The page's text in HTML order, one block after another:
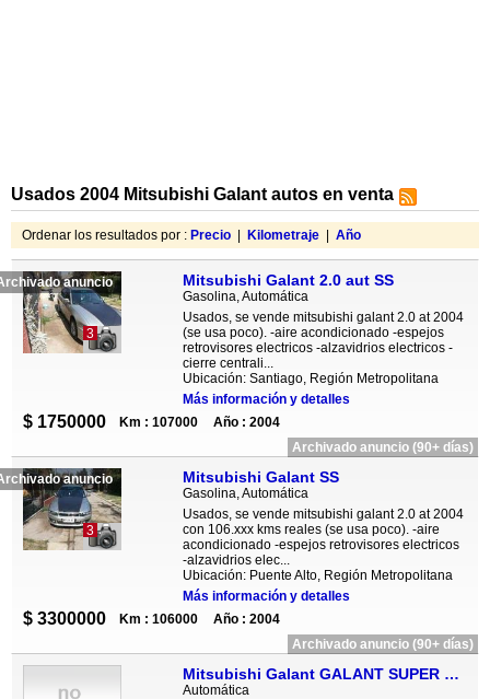
Usados 2004 Mitsubishi Galant autos en venta
Ordenar los resultados por : Precio Kilometraje Año
anuncio
3
Mitsubishi Galant 2.0 aut SS
Gasolina, Automática
Usados, se vende mitsubishi galant 2.0 at 2004
(se usa poco). -aire acondicionado -espejos
retrovisores electricos -alzavidrios electricos -
cierre centrali...
Ubicación: Santiago, Región Metropolitana
Más información y detalles
$ 1750000 Km : 107000
Año : 2004
Archivado anuncio (90+ días)
anuncio
3
Mitsubishi Galant SS
Gasolina, Automática
Usados, se vende mitsubishi galant 2.0 at 2004
con 106.xxx kms reales (se usa poco). -aire
acondicionado -espejos retrovisores electricos
-alzavidrios elec...
Ubicación: Puente Alto, Región Metropolitana
Más información y detalles
$ 3300000 Km : 106000
Año : 2004
Archivado anuncio (90+ días)
Mitsubishi Galant GALANT SUPER SALOON
Automática